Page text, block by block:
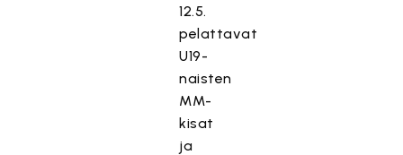
12.5.
pelattavat
U19-
naisten
MM-
kisat
ja